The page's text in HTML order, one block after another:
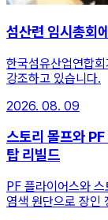
섬산련 임시총회
한국섬유산업연합
강조하고 있습니다.
2026. 08. 09
스토리 몰프와
탑 리빌드
PF 플라이어스와
염색 원단으로 장인